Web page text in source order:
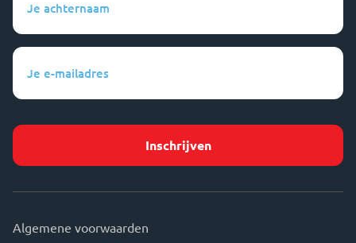
achternaam
(Vereist)
Je
mailadres
Algemene voorwaarden